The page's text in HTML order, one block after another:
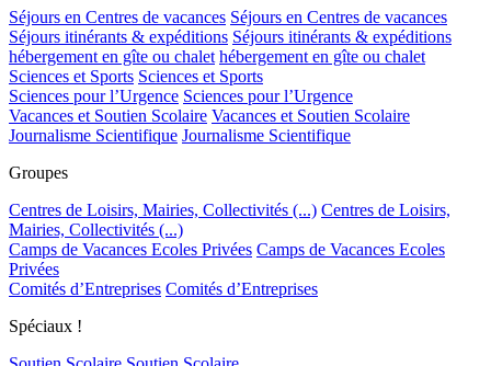
Séjours en Centres de vacances Séjours en Centres de vacances
Séjours itinérants & expéditions Séjours itinérants & expéditions
hébergement en gîte ou chalet hébergement en gîte ou chalet
Sciences et Sports Sciences et Sports
Sciences pour l’Urgence Sciences pour l’Urgence
Vacances et Soutien Scolaire Vacances et Soutien Scolaire
Journalisme Scientifique Journalisme Scientifique
Groupes
Centres de Loisirs, Mairies, Collectivités (...) Centres de Loisirs,
Mairies, Collectivités (...)
Camps de Vacances Ecoles Privées Camps de Vacances Ecoles
Privées
Comités d’Entreprises Comités d’Entreprises
Spéciaux !